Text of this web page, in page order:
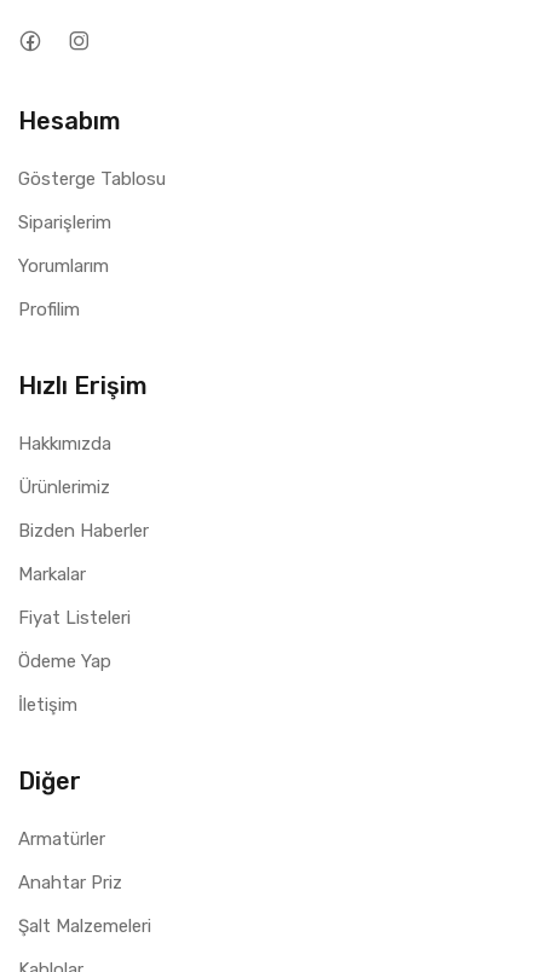
Hesabım
Gösterge Tablosu
Siparişlerim
Yorumlarım
Profilim
Hızlı Erişim
Hakkımızda
Ürünlerimiz
Bizden Haberler
Markalar
Fiyat Listeleri
Ödeme Yap
İletişim
Diğer
Armatürler
Anahtar Priz
Şalt Malzemeleri